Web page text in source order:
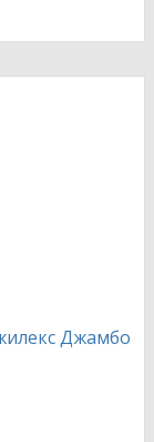
Джамбо